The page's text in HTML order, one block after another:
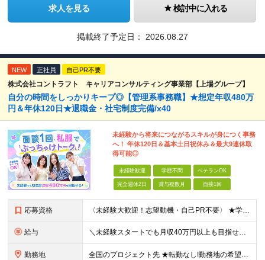
求人を見る 検討中に入れる
掲載終了予定日： 2026.08.27
NEW 正社員 自己PR不要
株式会社コントラフト キャリアコンサルティング事業部【上場グループ】
自分の時間をしっかりキープ◎【管理系事務職】★想定年収480万
円＆年休120日★退職金・社宅制度完備/x40
未経験から将来につながるスキルが身につく事務
へ！ 年休120日＆基本土日祝休み＆最大9連休取
得可能◎
未経験歓迎 学歴不問 ベテランOK
完全週休2日 賞与複数月 面接1回
応募資格 〈未経験大歓迎！志望動機・自己PR不要〉 ★学歴・職歴・転職回数・正社員経験の有無など一切不問 ★39歳以下の方※若年層の長期キャリア形成のため 普通自動車免許（AT限定可） ※北海道、東北、東海、
給与 ＼未経験スタートでも月収40万円以上も目指せます／ ★①②から選択OK！ 相談のうえ最終的に会社が決定し、内定時に通知します。 ①：月給（～50万円）+残業代全額支給 ■関東・北信越 月給30万円
勤務地 全国のプロジェクト先 ★転勤なし!勤務地の希望考慮! ★U・Iターン歓迎! ★直行直帰OK! ■関東／東京、神奈川、埼玉、千葉、群馬、栃木、茨城 ■東北／青森、秋田、岩手、宮城、福島、山形 ■関西／